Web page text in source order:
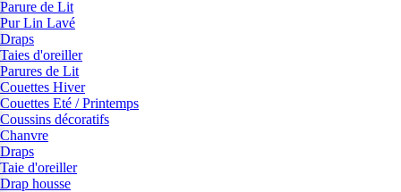
Parure de Lit
Pur Lin Lavé
Draps
Taies d'oreiller
Parures de Lit
Couettes Hiver
Couettes Eté / Printemps
Coussins décoratifs
Chanvre
Draps
Taie d'oreiller
Drap housse